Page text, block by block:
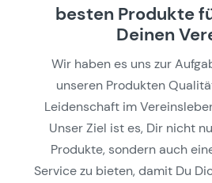
besten Produkte
Deinen
Wir haben es uns zur
unseren Produkten
Leidenschaft im
Unser Ziel ist es, Dir nicht
Produkte, sondern auch
Service zu bieten, damit Du